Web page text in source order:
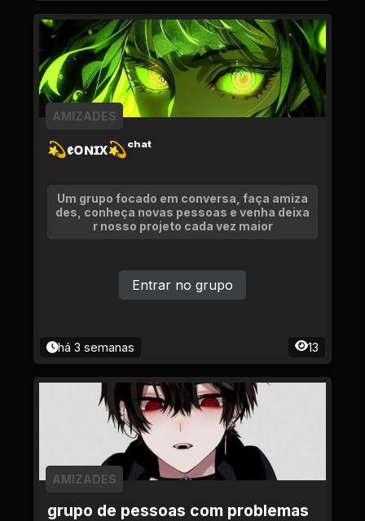
💫𝖊ᴏɴɪx💫ᶜʰᵃᵗ
AMIZADES
Um grupo focado em conversa, faça amiza
des, conheça novas pessoas e venha deixa
r nosso projeto cada vez maior
há 3 semanas 13
Entrar no grupo
grupo de pessoas com problemas
AMIZADES